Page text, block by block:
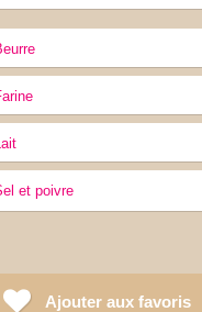
Beurre
Farine
lait
sel et poivre
Ajouter aux favoris